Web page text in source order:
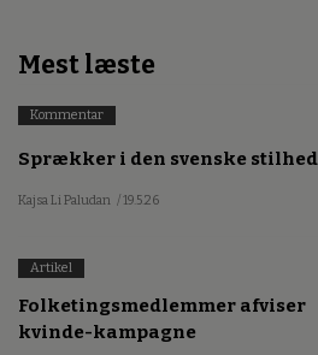
Mest læste
Kommentar
Sprækker i den svenske stilhed
Kajsa Li Paludan / 19.5.26
Artikel
Folketingsmedlemmer afviser
kvinde-kampagne